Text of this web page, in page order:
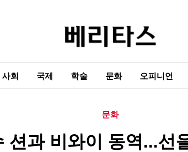
사회 국제 학술 문화 오피니언
문화
션과 비와이 동역...선